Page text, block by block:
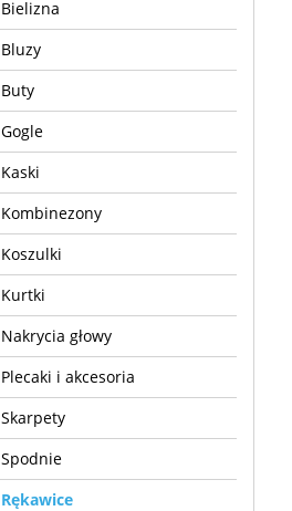
Bielizna
Bluzy
Buty
Gogle
Kaski
Kombinezony
Koszulki
Kurtki
Nakrycia głowy
Plecaki i akcesoria
Skarpety
Spodnie
Rękawice